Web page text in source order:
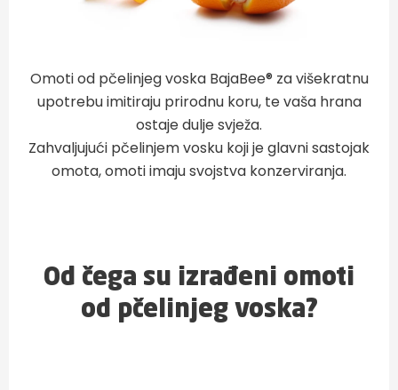
Omoti od pčelinjeg voska BajaBee® za višekratnu
upotrebu imitiraju prirodnu koru, te vaša hrana
ostaje dulje svježa.
Zahvaljujući pčelinjem vosku koji je glavni sastojak
omota, omoti imaju svojstva konzerviranja.
Od čega su izrađeni omoti
od pčelinjeg voska?